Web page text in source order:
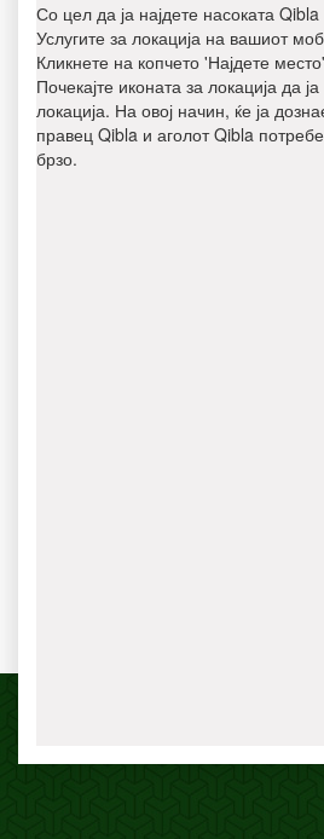
Со цел да ја најдете насоката Qibla
Услугите за локација на вашиот
Кликнете на копчето 'Најдете
Почекајте иконата за локација да
локација. На овој начин, ќе ја
правец Qibla и аголот Qibla
брзо.